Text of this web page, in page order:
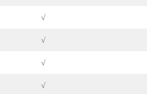
√
√
√
√